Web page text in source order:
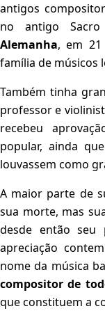
antigos
no antigo Sacro
Alemanha, em
família de músicos
Também tinha
professor e
recebeu
popular, ainda
louvassem como
A maior parte de
sua morte, mas
desde então seu
apreciação
nome da música
compositor de
que constituem a